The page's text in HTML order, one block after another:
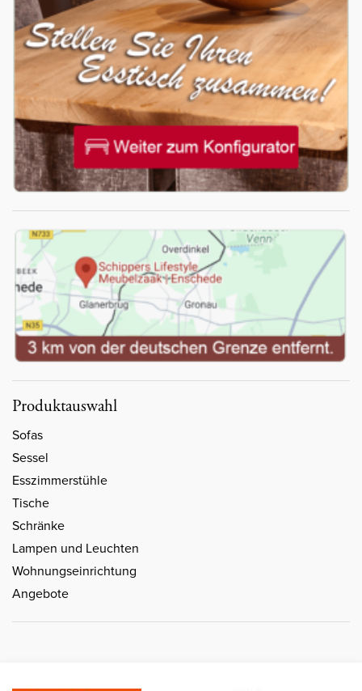
Produktauswahl
Sofas
Sessel
Esszimmerstühle
Tische
Schränke
Lampen und Leuchten
Wohnungseinrichtung
Angebote